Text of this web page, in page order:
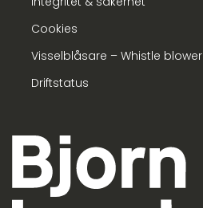
Cookies
Visselblåsare – Whistle blower
Driftstatus